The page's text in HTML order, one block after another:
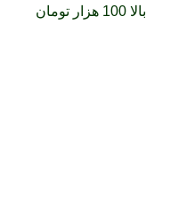
بالا 100 هزار تومان